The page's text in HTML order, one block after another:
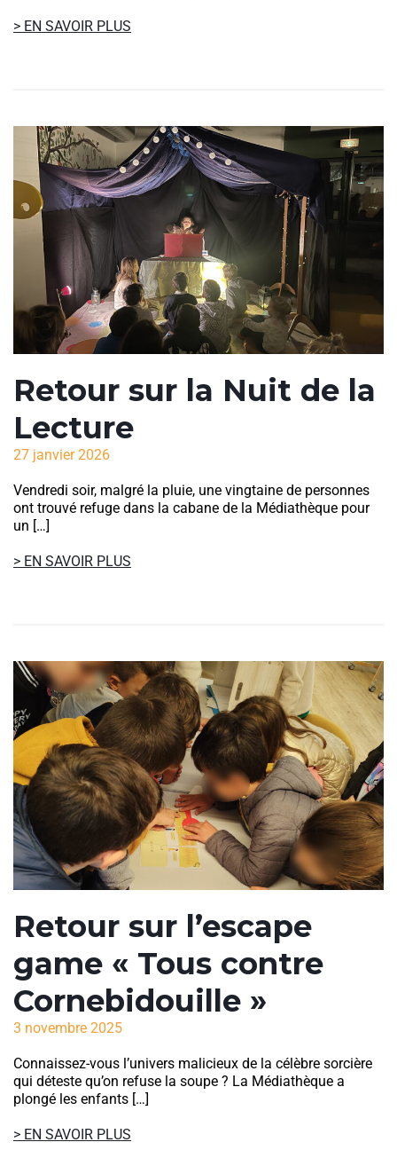
> EN SAVOIR PLUS
Retour sur la Nuit de la
Lecture
27 janvier 2026
Vendredi soir, malgré la pluie, une vingtaine de personnes
ont trouvé refuge dans la cabane de la Médiathèque pour
un […]
> EN SAVOIR PLUS
Retour sur l’escape
game « Tous contre
Cornebidouille »
3 novembre 2025
Connaissez-vous l’univers malicieux de la célèbre sorcière
qui déteste qu’on refuse la soupe ? La Médiathèque a
plongé les enfants […]
> EN SAVOIR PLUS